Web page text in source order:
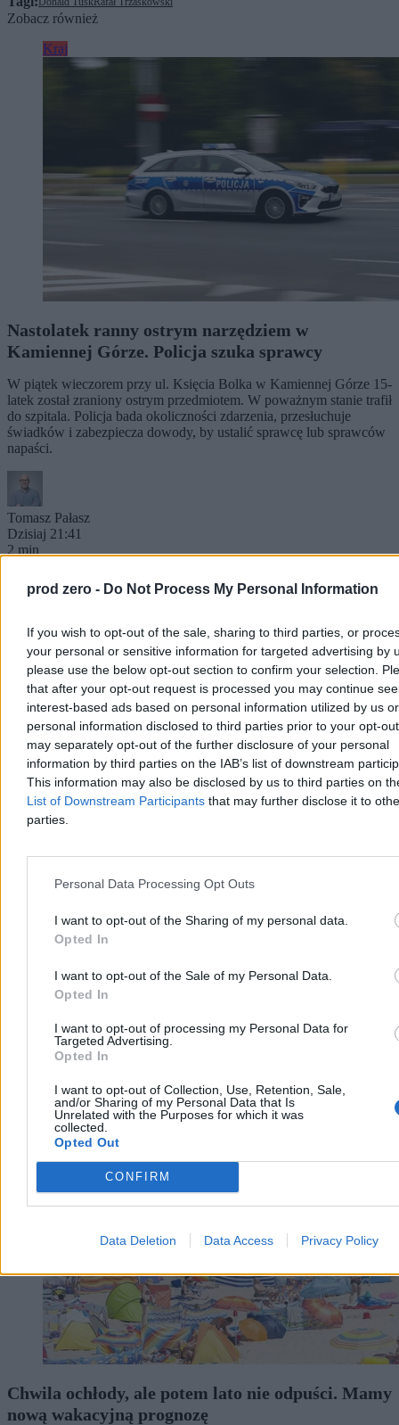
prod zero - Do Not Process My Personal Information
If you wish to opt-out of the sale, sharing to third parties, or
your personal or sensitive information for targeted advertising by
please use the below opt-out section to confirm your selection.
that after your opt-out request is processed you may continue
interest-based ads based on personal information utilized by us or
personal information disclosed to third parties prior to your opt-
may separately opt-out of the further disclosure of your personal
information by third parties on the IAB’s list of downstream
This information may also be disclosed by us to third parties on
List of Downstream Participants that may further disclose it to
parties.
Personal Data Processing Opt Outs
I want to opt-out of the Sharing of my personal data.
Opted In
I want to opt-out of the Sale of my Personal Data.
Opted In
I want to opt-out of processing my Personal Data for
Targeted Advertising.
Opted In
I want to opt-out of Collection, Use, Retention, Sale,
and/or Sharing of my Personal Data that Is
Unrelated with the Purposes for which it was
collected.
Opted Out
CONFIRM
Data Deletion Data Access Privacy Policy
Zobacz również
Kraj
Nastolatek ranny ostrym narzędziem w
Kamiennej Górze. Policja szuka sprawcy
W piątek wieczorem przy ul. Księcia Bolka w Kamiennej Górze 15-
latek został zraniony ostrym przedmiotem. W poważnym stanie trafił
do szpitala. Policja bada okoliczności zdarzenia, przesłuchuje
świadków i zabezpiecza dowody, by ustalić sprawcę lub sprawców
napaści.
Tomasz Pałasz
Dzisiaj 21:41
2 min
Kraj
Gibała rusza z kampanią. Tak chce zawalczyć o
fotel prezydenta Krakowa
Łukasz Gibała, radny i założyciel stowarzyszenia Kraków dla
Mieszkańców, ogłosił na Rynku Głównym start w
przedterminowych wyborach prezydenta miasta. To jego czwarta
Aleksandra Miszalskiego w referendum.
Tomasz Pałasz
Dzisiaj 20:32
Kraj
Chwila ochłody, ale potem lato nie odpuści. Mamy
nową wakacyjną prognozę